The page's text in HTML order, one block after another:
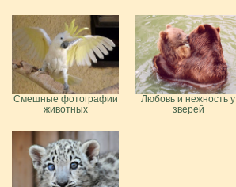
Смешные фотографии
животных
Любовь и нежность у
зверей